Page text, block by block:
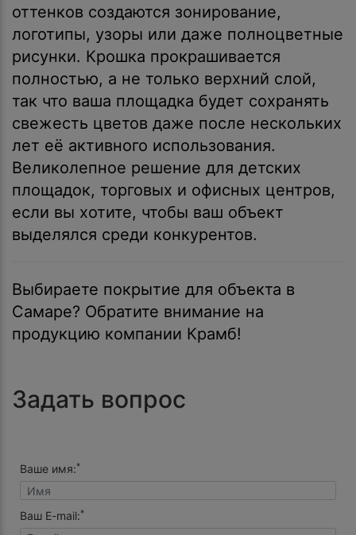
оттенков создаются зонирование,
логотипы, узоры или даже полноцветные
рисунки. Крошка прокрашивается
полностью, а не только верхний слой,
так что ваша площадка будет сохранять
свежесть цветов даже после нескольких
лет её активного использования.
Великолепное решение для детских
площадок, торговых и офисных центров,
если вы хотите, чтобы ваш объект
выделялся среди конкурентов.
Выбираете покрытие для объекта в
Самаре? Обратите внимание на
продукцию компании Крамб!
Задать вопрос
Ваше имя:*
Ваш E-mail:*